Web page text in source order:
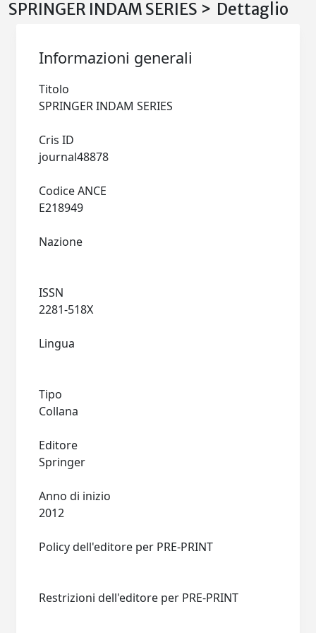
SPRINGER INDAM SERIES > Dettaglio
Informazioni generali
Titolo
Cris ID
Codice ANCE
Nazione
ISSN
Lingua
Tipo
Collana
Editore
Anno di inizio
Policy dell'editore per PRE-PRINT
Restrizioni dell'editore per PRE-PRINT